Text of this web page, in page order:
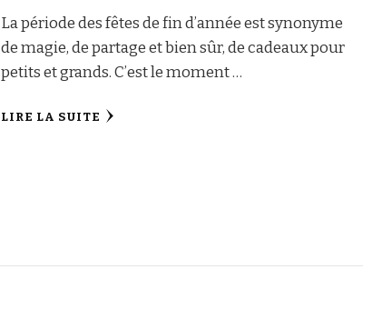
La période des fêtes de fin d’année est synonyme
de magie, de partage et bien sûr, de cadeaux pour
petits et grands. C’est le moment …
LIRE LA SUITE